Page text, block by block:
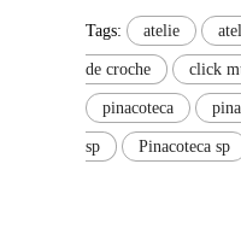
Tags: atelie
de croche click
pinacoteca
sp Pinacoteca sp